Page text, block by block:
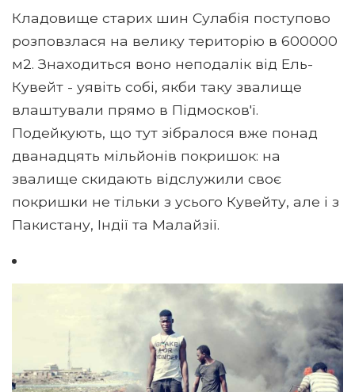
Кладовище старих шин Сулабія поступово
розповзлася на велику територію в 600000
м2. Знаходиться воно неподалік від Ель-
Кувейт - уявіть собі, якби таку звалище
влаштували прямо в Підмосков'ї.
Подейкують, що тут зібралося вже понад
дванадцять мільйонів покришок: на
звалище скидають відслужили своє
покришки не тільки з усього Кувейту, але і з
Пакистану, Індії та Малайзії.